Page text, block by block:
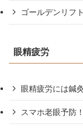
ゴールデンリフ
眼精疲労
眼精疲労には鍼
スマホ老眼予防